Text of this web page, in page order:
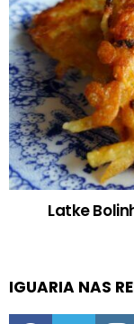
Latke
IGUARIA NAS
facebooktwitter